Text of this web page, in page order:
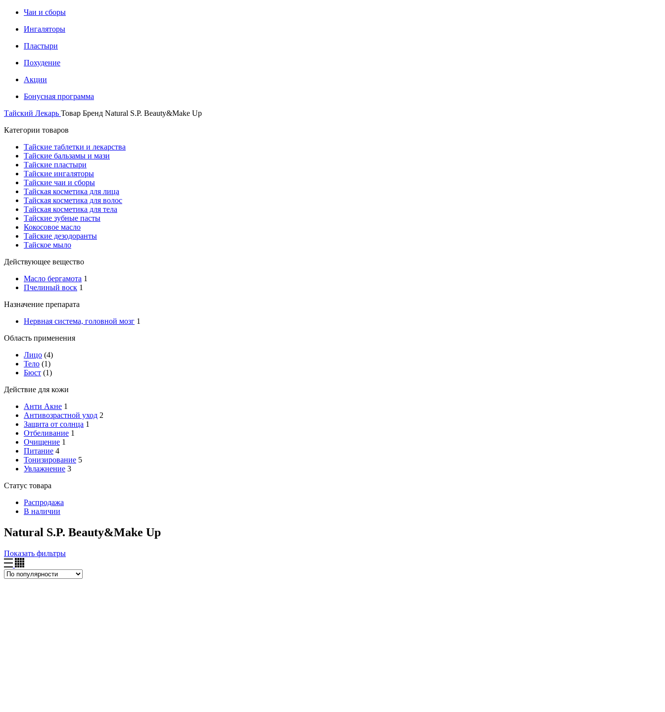
Чаи и сборы
Ингаляторы
Пластыри
Похудение
Акции
Бонусная программа
Тайский Лекарь Товар Бренд Natural S.P. Beauty&Make Up
Категории товаров
Тайские таблетки и лекарства
Тайские бальзамы и мази
Тайские пластыри
Тайские ингаляторы
Тайские чаи и сборы
Тайская косметика для лица
Тайская косметика для волос
Тайская косметика для тела
Тайские зубные пасты
Кокосовое масло
Тайские дезодоранты
Тайское мыло
Действующее вещество
Масло бергамота 1
Пчелиный воск 1
Назначение препарата
Нервная система, головной мозг 1
Область применения
Лицо (4)
Тело (1)
Бюст (1)
Действие для кожи
Анти Акне 1
Антивозрастной уход 2
Защита от солнца 1
Отбеливание 1
Очищение 1
Питание 4
Тонизирование 5
Увлажнение 3
Статус товара
Распродажа
В наличии
Natural S.P. Beauty&Make Up
Показать фильтры